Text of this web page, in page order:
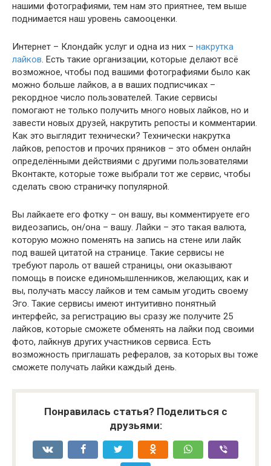
нашими фотографиями, тем нам это приятнее, тем выше
поднимается наш уровень самооценки.
Интернет – Клондайк услуг и одна из них – накрутка
лайков. Есть такие организации, которые делают всё
возможное, чтобы под вашими фотографиями было как
можно больше лайков, а в ваших подписчиках –
рекордное число пользователей. Такие сервисы
помогают не только получить много новых лайков, но и
завести новых друзей, накрутить репосты и комментарии.
Как это выглядит технически? Технически накрутка
лайков, репостов и прочих пряников – это обмен онлайн
определёнными действиями с другими пользователями
Вконтакте, которые тоже выбрали тот же сервис, чтобы
сделать свою страничку популярной.
Вы лайкаете его фотку – он вашу, вы комментируете его
видеозапись, он/она – вашу. Лайки – это такая валюта,
которую можно поменять на запись на стене или лайк
под вашей цитатой на странице. Такие сервисы не
требуют пароль от вашей страницы, они оказывают
помощь в поиске единомышленников, желающих, как и
вы, получать массу лайков и тем самым угодить своему
Эго. Такие сервисы имеют интуитивно понятный
интерфейс, за регистрацию вы сразу же получите 25
лайков, которые сможете обменять на лайки под своими
фото, лайкнув других участников сервиса. Есть
возможность приглашать рефералов, за которых вы тоже
сможете получать лайки каждый день.
Понравилась статья? Поделиться с
друзьями: